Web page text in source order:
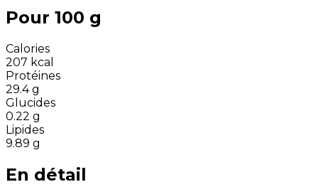
Pour 100 g
Calories
207 kcal
Protéines
29.4 g
Glucides
0.22 g
Lipides
9.89 g
En détail